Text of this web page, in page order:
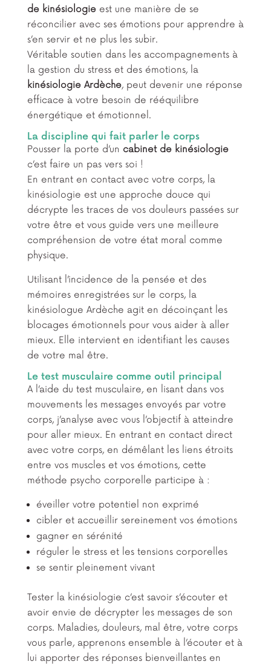
de kinésiologieest une manière de se
réconcilier avec ses émotions pour apprendre à
s’en servir et ne plus les subir.
Véritable soutien dans les accompagnements à
la gestion du stress et des émotions, la
kinésiologie Ardèche, peut devenir une réponse
efficace à votre besoin de rééquilibre
énergétique et émotionnel.
La discipline qui fait parler le corps
Pousser la porte d’un cabinet de kinésiologie
c’est faire un pas vers soi !
En entrant en contact avec votre corps, la
kinésiologie est une approche douce qui
décrypte les traces de vos douleurs passées sur
votre être et vous guide vers une meilleure
compréhension de votre état moral comme
physique.
Utilisant l’incidence de la pensée et des
mémoires enregistrées sur le corps, la
kinésiologue Ardèche agit en décoinçant les
blocages émotionnels pour vous aider à aller
mieux. Elle intervient en identifiant les causes
de votre mal être.
Le test musculaire comme outil principal
A l’aide du test musculaire, en lisant dans vos
mouvements les messages envoyés par votre
corps, j’analyse avec vous l’objectif à atteindre
pour aller mieux. En entrant en contact direct
avec votre corps, en démêlant les liens étroits
entre vos muscles et vos émotions, cette
méthode psycho corporelle participe à :
éveiller votre potentiel non exprimé
cibler et accueillir sereinement vos émotions
gagner en sérénité
réguler le stress et les tensions corporelles
se sentir pleinement vivant
Tester la kinésiologie c’est savoir s’écouter et
avoir envie de décrypter les messages de son
corps. Maladies, douleurs, mal être, votre corps
vous parle, apprenons ensemble à l’écouter et à
lui apporter des réponses bienveillantes en